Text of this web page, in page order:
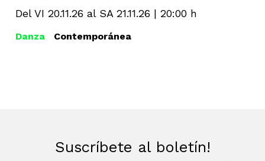
Del VI 20.11.26 al SA 21.11.26 | 20:00 h
Danza Contemporánea
Suscríbete al boletín!